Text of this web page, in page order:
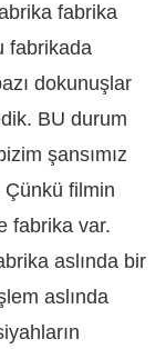
fabrika
fabrikada
dokunuşlar
BU durum
şansımız
filmin
fabrika var.
aslında bir
aslında